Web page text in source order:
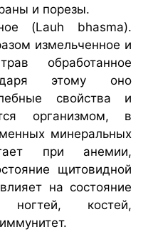
и порезы.
(Lauh bhasma).
измельченное и
обработанное
этому оно
свойства и
организмом, в
минеральных
при анемии,
щитовидной
на состояние
костей,